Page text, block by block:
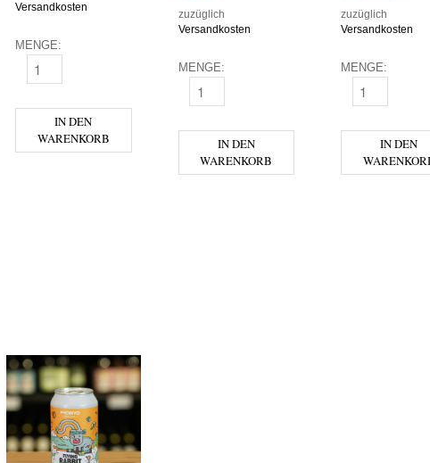
Versandkosten
MENGE:
BEVOG - KRAMAH MENGE
IN DEN
WARENKORB
zuzüglich
Versandkosten
MENGE:
FRAU GRUBER - WHAT´S YOUR STORY?
IN DEN
WARENKORB
zuzüglich
Versandkosten
MENGE:
FREISTÄDTER
IN DEN